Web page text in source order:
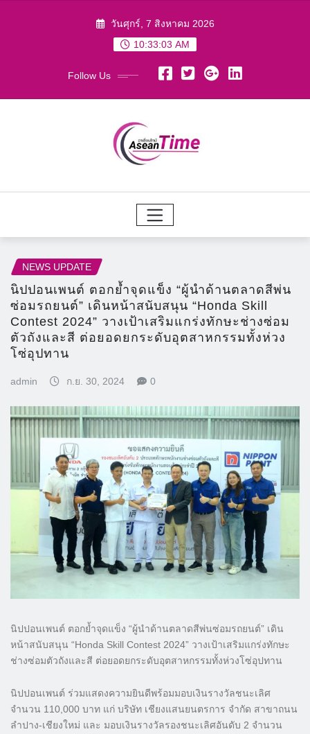
วันศุกร์, 7 สิงหาคม 2026
10:33:04 AM
Follow Us
NEWS UPDATE
นิปปอนเพนต์ ตอกย้ำจุดแข็ง “ผู้นำด้านตลาดสีพ่น
ซ่อมรถยนต์” เดินหน้าสนับสนุน “Honda Skill
Contest 2024” วางเป้าเสริมแกร่งทักษะช่างซ่อม
ตัวถังและสี ต่อยอดยกระดับอุตสาหกรรมทั้งห่วง
โซ่อุปทาน
admin ก.ย. 30, 2024 0
นิปปอนเพนต์ ตอกย้ำจุดแข็ง “ผู้นำด้านตลาดสีพ่นซ่อมรถยนต์” เดิน
หน้าสนับสนุน “Honda Skill Contest 2024” วางเป้าเสริมแกร่งทักษะ
ช่างซ่อมตัวถังและสี ต่อยอดยกระดับอุตสาหกรรมทั้งห่วงโซ่อุปทาน
นิปปอนเพนต์ ร่วมแสดงความยินดีพร้อมมอบเงินรางวัลชนะเลิศ
จำนวน 110,000 บาท แก่ บริษัท เชียงแสนยนตรการ จำกัด สาขาถนน
ลำปาง-เชียงใหม่ และ มอบเงินรางวัลรองชนะเลิศอันดับ 2 จำนวน